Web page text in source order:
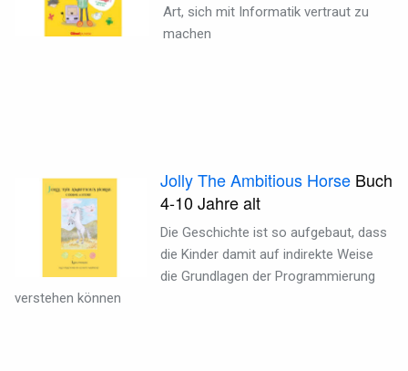
Art, sich mit Informatik vertraut zu
machen
Jolly The Ambitious Horse Buch
4-10Jahre alt
Die Geschichte ist so aufgebaut, dass
die Kinder damit auf indirekte Weise
die Grundlagen der Programmierung
verstehen können